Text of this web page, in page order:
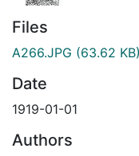
Files
A266.JPG (63.62 KB)
Date
1919-01-01
Authors